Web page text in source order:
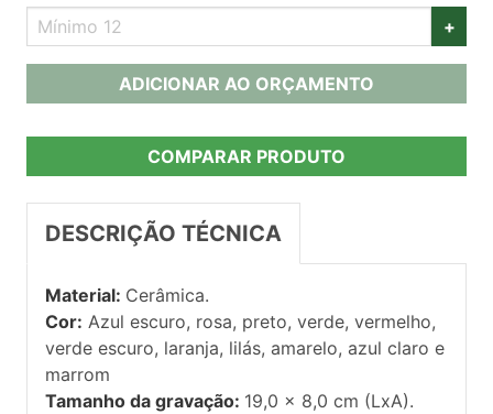
+
ADICIONAR AO ORÇAMENTO
COMPARAR PRODUTO
DESCRIÇÃO TÉCNICA
Material: Cerâmica.
Cor: Azul escuro, rosa, preto, verde, vermelho,
verde escuro, laranja, lilás, amarelo, azul claro e
marrom
Tamanho da gravação: 19,0 x 8,0 cm (LxA).